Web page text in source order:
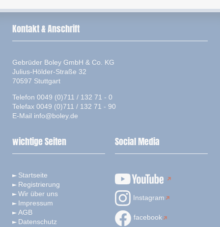
Kontakt & Anschrift
Gebrüder Boley GmbH & Co. KG
Julius-Hölder-Straße 32
70597 Stuttgart
Telefon 0049 (0)711 / 132 71 - 0
Telefax 0049 (0)711 / 132 71 - 90
E-Mail info@boley.de
wichtige Seiten
Startseite
Registrierung
Wir über uns
Impressum
AGB
Datenschutz
Social Media
Instagram
facebook